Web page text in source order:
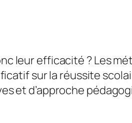
leur efficacité ? Les
sur la réussite
et d’approche